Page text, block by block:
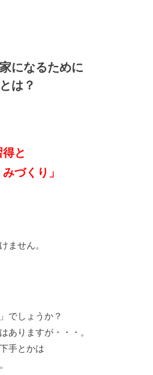
になるために
は？
と
づくり」
ません。
でしょうか？
ありますが・・・。
手とかは